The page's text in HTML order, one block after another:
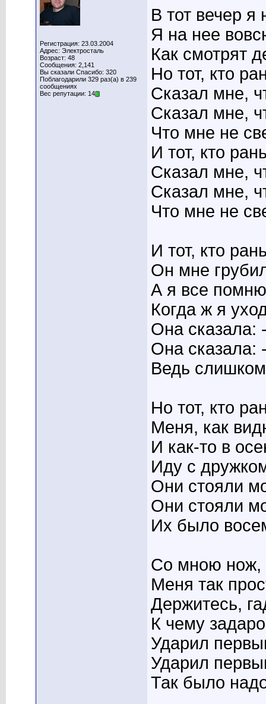
Регистрация: 23.03.2004
Адрес: Электросталь
Возраст: 48
Сообщения: 2,141
Вы сказали Спасибо: 320
Поблагодарили 329 раз(а) в 239
сообщениях
Вес репутации: 14
В тот вечер я
Я на нее
Как смотрят
Но тот, кто
Сказал мне,
Сказал мне,
Что мне не
И тот, кто
Сказал мне,
Сказал мне,
Что мне не
И тот, кто
Он мне
А я все
Когда ж я
Она сказала:
Она сказала:
Ведь
Но тот, кто
Меня, как
И как-то в
Иду с
Они стояли
Они стояли
Их было
Со мною нож,
Меня так
Держитесь,
К чему
Ударил
Ударил
Так было